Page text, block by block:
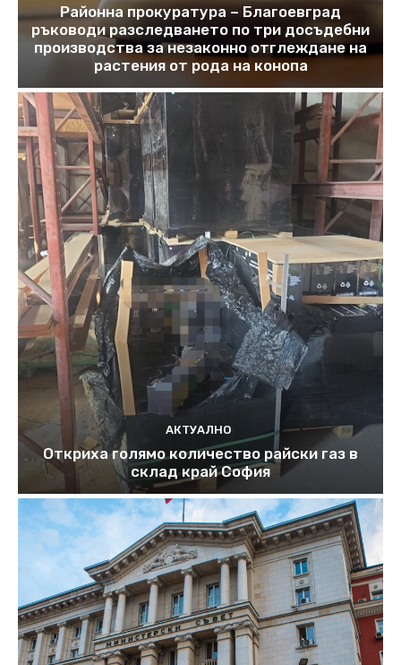
Районна прокуратура – Благоевград
ръководи разследването по три досъдебни
производства за незаконно отглеждане на
растения от рода на конопа
АКТУАЛНО
Откриха голямо количество райски газ в
склад край София